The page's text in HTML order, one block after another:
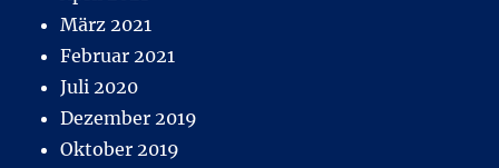
März 2021
Februar 2021
Juli 2020
Dezember 2019
Oktober 2019